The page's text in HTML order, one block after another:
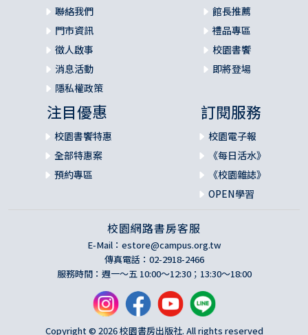
聯絡我們
門市資訊
徵人啟事
消息活動
隱私權政策
館長推薦
禮品專區
校園書饗
即將登場
注目優惠
校園書饗特惠
全部特惠案
預約專區
訂閱服務
校園電子報
《每日活水》
《校園雜誌》
OPEN學習
校園網路書房客服
E-Mail： estore@campus.org.tw
傳真電話：02-2918-2466
服務時間：週一～五 10:00～12:30；13:30～18:00
Copyright © 2026 校園書房出版社. All rights reserved